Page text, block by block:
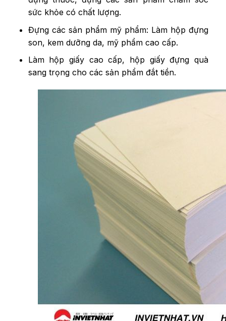
sức khỏe có chất lượng.
Đựng các sản phẩm mỹ phẩm: Làm hộp đựng
son, kem dưỡng da, mỹ phẩm cao cấp.
Làm hộp giấy cao cấp, hộp giấy đựng quà
sang trọng cho các sản phẩm đắt tiền.